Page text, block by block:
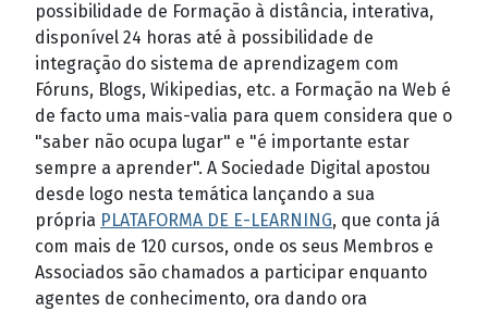
possibilidade de Formação à distância, interativa,
disponível 24 horas até à possibilidade de
integração do sistema de aprendizagem com
Fóruns, Blogs, Wikipedias, etc. a Formação na Web é
de facto uma mais-valia para quem considera que o
"saber não ocupa lugar" e "é importante estar
sempre a aprender". A Sociedade Digital apostou
desde logo nesta temática lançando a sua
própria PLATAFORMA DE E-LEARNING, que conta já
com mais de 120 cursos, onde os seus Membros e
Associados são chamados a participar enquanto
agentes de conhecimento, ora dando ora